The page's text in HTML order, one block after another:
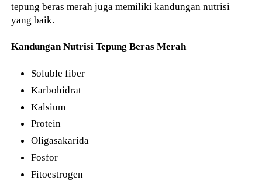
tepung beras merah juga memiliki kandungan nutrisi
yang baik.
Kandungan Nutrisi Tepung Beras Merah
Soluble fiber
Karbohidrat
Kalsium
Protein
Oligasakarida
Fosfor
Fitoestrogen